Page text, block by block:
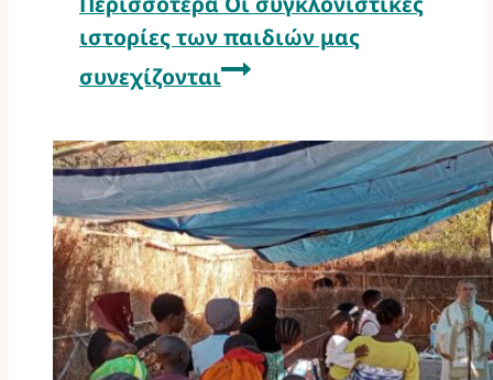
ιστορίες των παιδιών μας
συνεχίζονται